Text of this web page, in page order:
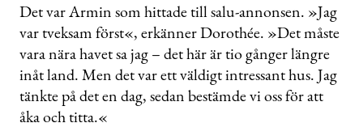
Det var Armin som hittade till salu-annonsen. »Jag
var tveksam först«, erkänner Dorothée. »Det måste
vara nära havet sa jag – det här är tio gånger längre
inåt land. Men det var ett väldigt intressant hus. Jag
tänkte på det en dag, sedan bestämde vi oss för att
åka och titta.«